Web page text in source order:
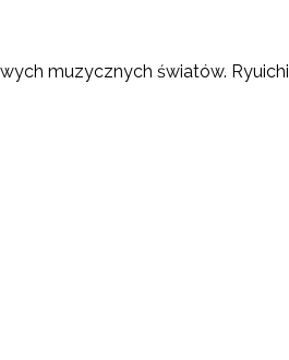
muzycznych światów. Ryuichi